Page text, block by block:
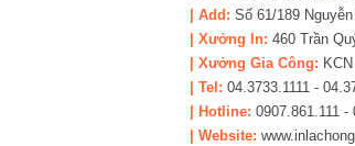
Add: Số 61/189
| Xưởng In: 460 Trần
| Xưởng Gia Công:
| Tel: 04.3733.1111 -
| Hotline: 0907.861.111 -
| Website: